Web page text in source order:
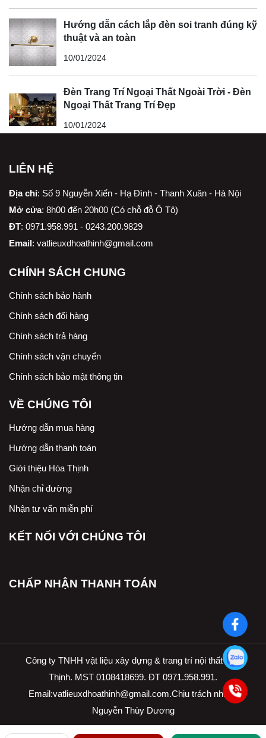
Hướng dẫn cách lắp đèn soi tranh đúng kỹ
thuật và an toàn
10/01/2024
Đèn Trang Trí Ngoại Thất Ngoài Trời - Đèn
Ngoại Thất Trang Trí Đẹp
10/01/2024
LIÊN HỆ
Địa chỉ: Số 9 Nguyễn Xiển - Hạ Đình - Thanh Xuân - Hà Nội
Mở cửa: 8h00 đến 20h00 (Có chỗ đỗ Ô Tô)
ĐT: 0971.958.991 - 0243.200.9829
Email: vatlieuxdhoathinh@gmail.com
CHÍNH SÁCH CHUNG
Chính sách bảo hành
Chính sách đổi hàng
Chính sách trả hàng
Chính sách vận chuyển
Chính sách bảo mật thông tin
VỀ CHÚNG TÔI
Hướng dẫn mua hàng
Hướng dẫn thanh toán
Giới thiệu Hòa Thịnh
Nhận chỉ đường
Nhận tư vấn miễn phí
KẾT NỐI VỚI CHÚNG TÔI
CHẤP NHẬN THANH TOÁN
Công ty TNHH vật liệu xây dựng & trang trí nội thất Hòa
Thịnh. MST 0108418699. ĐT 0971.958.991.
Email:vatlieuxdhoathinh@gmail.com.Chịu trách nhiệm
Nguyễn Thùy Dương